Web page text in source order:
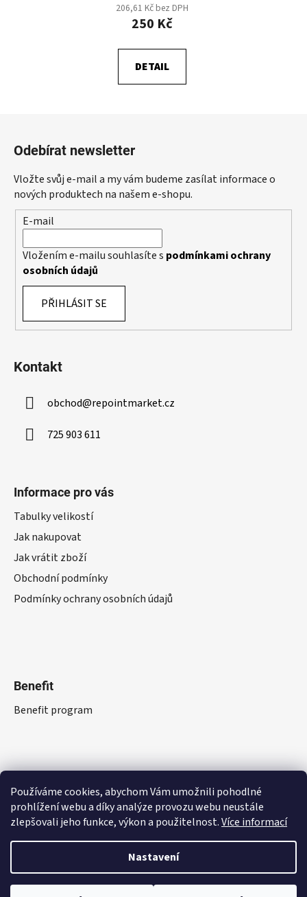
Používáme cookies, abychom Vám umožnili pohodlné
prohlížení webu a díky analýze provozu webu neustále
zlepšovali jeho funkce, výkon a použitelnost.Více informací
Nastavení
206,61 Kč bez DPH
250 Kč
DETAIL
Odebírat newsletter
Vložte svůj e-mail a my vám budeme zasílat informace o
nových produktech na našem e-shopu.
E-mail
Vložením e-mailu souhlasíte s podmínkami ochrany
osobních údajů
PŘIHLÁSIT SE
Kontakt
obchod@repointmarket.cz
725 903 611
Informace pro vás
Tabulky velikostí
Jak nakupovat
Jak vrátit zboží
Obchodní podmínky
Podmínky ochrany osobních údajů
Benefit
Benefit program
Vytvořil Shoptet